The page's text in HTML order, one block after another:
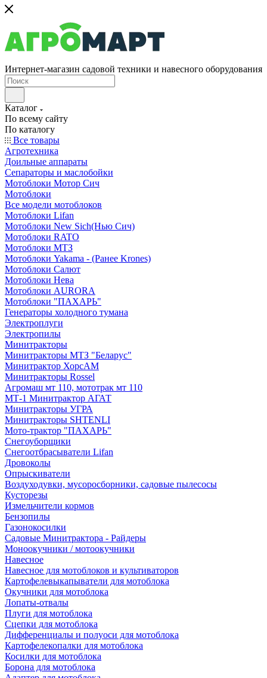
Интернет-магазин садовой техники и навесного оборудования
Каталог
По всему сайту
По каталогу
Все товары
Агротехника
Доильные аппараты
Сепараторы и маслобойки
Мотоблоки Мотор Сич
Мотоблоки
Все модели мотоблоков
Мотоблоки Lifan
Мотоблоки New Sich(Нью Сич)
Мотоблоки RATO
Мотоблоки МТЗ
Мотоблоки Yakama - (Ранее Krones)
Мотоблоки Салют
Мотоблоки Нева
Мотоблоки AURORA
Мотоблоки "ПАХАРЬ"
Генераторы холодного тумана
Электроплуги
Электропилы
Минитракторы
Минитракторы МТЗ "Беларус"
Минитрактор ХорсАМ
Минитракторы Rossel
Агромаш мт 110, мототрак мт 110
МТ-1 Минитрактор АГАТ
Минитракторы УГРА
Минитракторы SHTENLI
Мото-трактор "ПАХАРЬ"
Снегоуборщики
Снегоотбрасыватели Lifan
Дровоколы
Опрыскиватели
Воздуходувки, мусоросборники, cадовые пылесосы
Кусторезы
Измельчители кормов
Бензопилы
Газонокосилки
Садовые Минитрактора - Райдеры
Моноокучники / мотоокучники
Навесное
Навесное для мотоблоков и культиваторов
Картофелевыкапыватели для мотоблока
Окучники для мотоблока
Лопаты-отвалы
Плуги для мотоблока
Сцепки для мотоблока
Дифференциалы и полуоси для мотоблока
Картофелекопалки для мотоблока
Косилки для мотоблока
Борона для мотоблока